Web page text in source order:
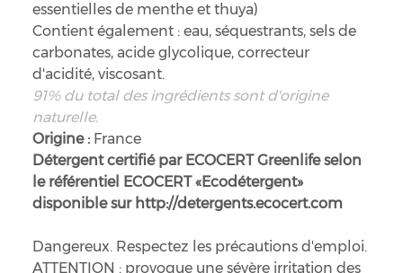
essentielles de menthe et thuya)
Contient également : eau, séquestrants, sels de
carbonates, acide glycolique, correcteur
d'acidité, viscosant.
91% du total des ingrédients sont d'origine
naturelle.
Origine : France
Détergent certifié par ECOCERT Greenlife selon
le référentiel ECOCERT «Ecodétergent»
disponible sur http://detergents.ecocert.com
Dangereux. Respectez les précautions d'emploi.
ATTENTION : provoque une sévère irritation des